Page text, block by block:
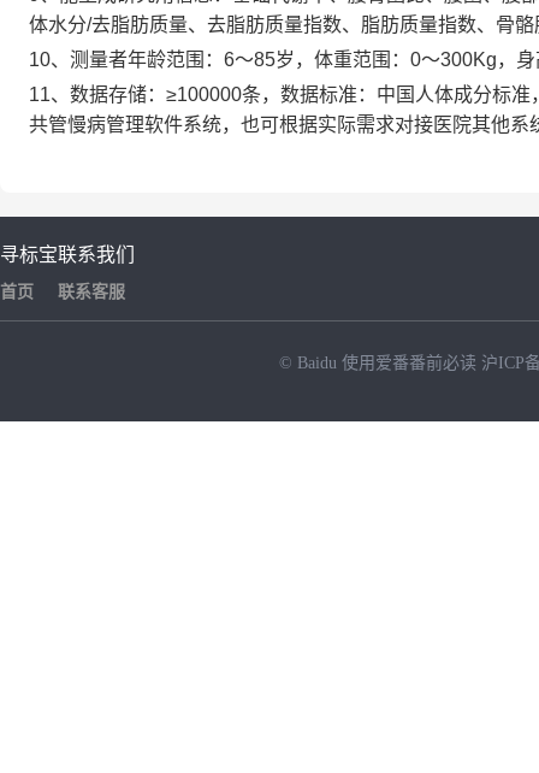
体水分/去脂肪质量、去脂肪质量指数、脂肪质量指数、骨
10、 测量者年龄范围：6～85岁，体重范围：0～300Kg，
11、数据存储：≥100000条，数据标准：中国人体成分标
共管慢病管理软件系统，也可根据实际需求对接医院其他系
寻标宝
首页
联系我们
联系客服
© Baidu 使用爱番番前必读 沪ICP